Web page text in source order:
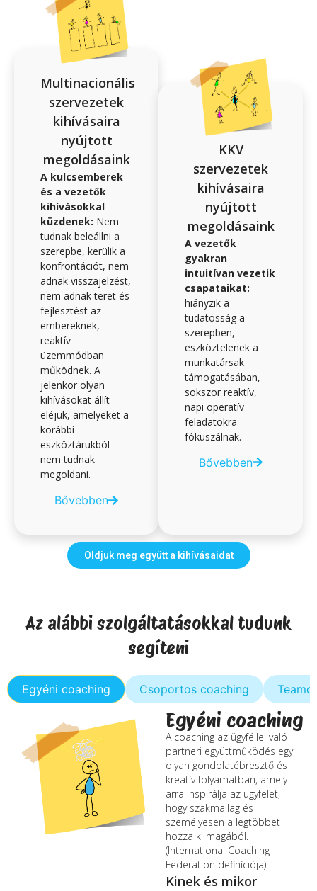
Multinacionális
szervezetek
kihívásaira
nyújtott
megoldásaink
A kulcsemberek
és a vezetők
kihívásokkal
küzdenek: Nem
tudnak beleállni a
szerepbe, kerülik a
konfrontációt, nem
adnak visszajelzést,
nem adnak teret és
fejlesztést az
embereknek,
reaktív
üzemmódban
működnek. A
jelenkor olyan
kihívásokat állít
eléjük, amelyeket a
korábbi
eszköztárukból
nem tudnak
megoldani.
Bővebben
KKV
szervezetek
kihívásaira
nyújtott
megoldásaink
A vezetők
gyakran
intuitívan vezetik
csapataikat:
hiányzik a
tudatosság a
szerepben,
eszköztelenek a
munkatársak
támogatásában,
sokszor reaktív,
napi operatív
feladatokra
fókuszálnak.
Bővebben
Oldjuk meg együtt a kihívásaidat
Az alábbi szolgáltatásokkal tudunk
segíteni
Egyéni coaching Csoportos coaching
Egyéni coaching
A coaching az ügyféllel való
partneri együttműködés egy
olyan gondolatébresztő és
kreatív folyamatban, amely
arra inspirálja az ügyfelet,
hogy szakmailag és
személyesen a legtöbbet
hozza ki magából.
(International Coaching
Federation definíciója)
Kinek és mikor